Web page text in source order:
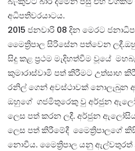
අධිපතිවරයාටය.
2015 ජනවාරි 08 දින මෙරට
මෛත්‍රිපාල සිරිසේන පත්වෙන
සිදු කළ ප්‍රථම මැදිහත්වීම වූයේ
කුමාරාස්වාමි පත් කිරීමට උත්සාහ
රනිල් ගෙන් අවස්ථාවක් නොලැබුන
ඔහුගේ ගජමිතුරෙකු වු අර්ජුන
ලෙස පත් කරන ලදී. අර්ජුන
ලෙස පත් කිරීමේදී මෛත්‍රිපාලගේ
නොවීය. මෛත්‍රිපාල යනු ඇල්වතුරත්